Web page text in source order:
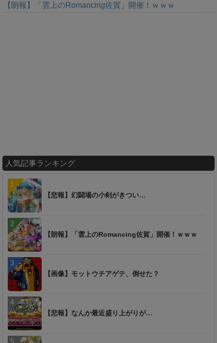
【朗報】「雲上のRomancing佐賀」開催！ｗｗｗ
人気記事ランキング
【悲報】幻闘場の小剣がきつい…
【朗報】「雲上のRomancing佐賀」開催！ｗｗｗ
【画像】モットウチアゲテ、倒せた？
【悲報】なんか最近盛り上がりが…